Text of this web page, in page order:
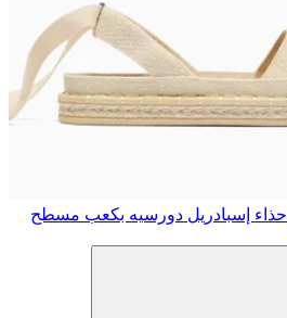
حذاء إسبادريل دورسيه بكعب مسطح